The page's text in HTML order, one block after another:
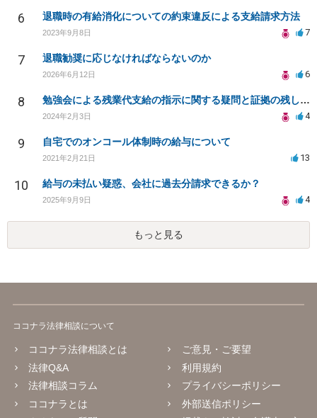
6 退職時の有給消化についての約束違反による支給請求方法
2023年9月8日 7
7 退職勧奨に応じなければならないのか
2026年6月12日 6
8 勉強会による残業代支給の指示に関する疑問と証拠の残し方について
2024年2月3日 4
9 自宅でのオンコール体制時の給与について
2021年2月21日 13
10 給与の未払い疑惑、会社に過去分請求できるか？
2025年9月9日 4
もっと見る
ココナラ法律相談について
ココナラ法律相談とは
法律Q&A
法律相談コラム
ココナラとは
ご意見・ご要望
利用規約
プライバシーポリシー
外部送信ポリシー